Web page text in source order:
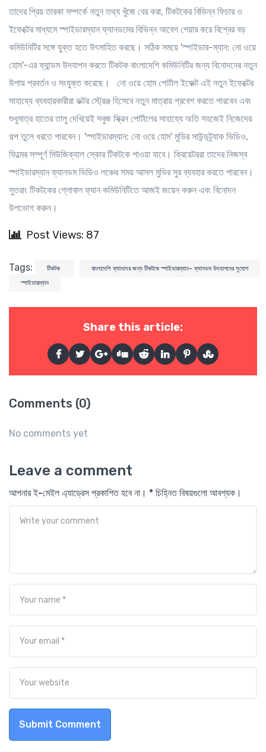
তাদের প্রিয় তারকা সম্পর্কে নতুন তথ্য খুঁজে বের করা, টিকটকের বিভিন্ন ফিচার ও
ইফেক্টের মাধ্যমে স্পাইডারম্যান ফ্যানডমের বিভিন্ন আবেগ শেয়ার করে বিশ্বের বড়
কমিউনিটির সঙ্গে যুক্ত হতে উৎসাহিত করছে। সঠিক সময়ে 'স্পাইডার-ম্যান: নো ওয়ে
হোম'-এর ফ্যান্ডম উদযাপন করতে টিকটক বাংলাদেশি কমিউনিটির জন্য বিনোদনের নতুন
উপায় প্রবর্তন ও সংযুক্ত করেছে। নো ওয়ে হোম পোর্টাল ইফেক্টএই নতুন ইফেক্টের
সাহায্যে ব্যবহারকারীরা ডক্টর স্ট্রেঞ্জ হিসেবে নতুন মাত্রায় প্রবেশ করতে পারবেন এবং
শুধুমাত্র হাতের তালু দেখিয়েই সবুজ স্ক্রিন পোর্টালের সাহায্যে অতি সহজেই নিজেদের
গল্প তুলে ধরতে পারবেন। 'স্পাইডারম্যান: নো ওয়ে হোম' মুভির সাউন্ডট্র্যাক ভিডিও,
ফিল্মের সম্পূর্ণ মিউজিক্যাল স্কোর টিকটকে পাওয়া যাবে। ক্রিয়েটররা তাদের নিজস্ব
স্পাইডারম্যান ফ্যানডম ভিডিও লঞ্চের সময় আসল মুভির সুর ব্যবহার করতে পারবেন।
সুতরাং টিকটকের গ্লোবাল ফ্যান কমিউনিটিতে আজই জয়েন করুন এবং বিনোদন
উপভোগ করুন।
Post Views: 87
Tags: টিকটক
বাংলাদেশি ফ্যানদের জন্য টিকটকে স্পাইডারম্যান- ফ্যানডম উদযাপনের সুযোগ
স্পাইডারম্যান
Share this article:
Comments (0)
No comments yet
Leave a comment
আপনার ই-মেইল এ্যাড্রেস প্রকাশিত হবে না। * চিহ্নিত বিষয়গুলো আবশ্যক।
Submit Comment